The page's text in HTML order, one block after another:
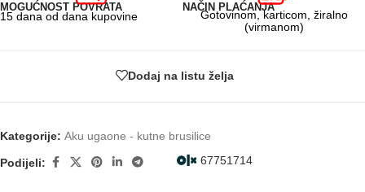
MOGUĆNOST POVRATA
15 dana od dana kupovine
NAČIN PLAĆANJA
Gotovinom, karticom, žiralno
(virmanom)
Dodaj na listu želja
Kategorije: Aku ugaone - kutne brusilice
67751714
Podijeli: